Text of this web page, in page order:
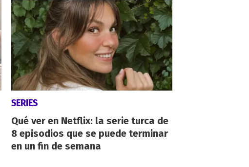
SERIES
Qué ver en Netflix: la serie turca de
8 episodios que se puede terminar
en un fin de semana